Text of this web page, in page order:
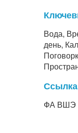
Вода,
день,
Ссылка
ФА ВШЭ